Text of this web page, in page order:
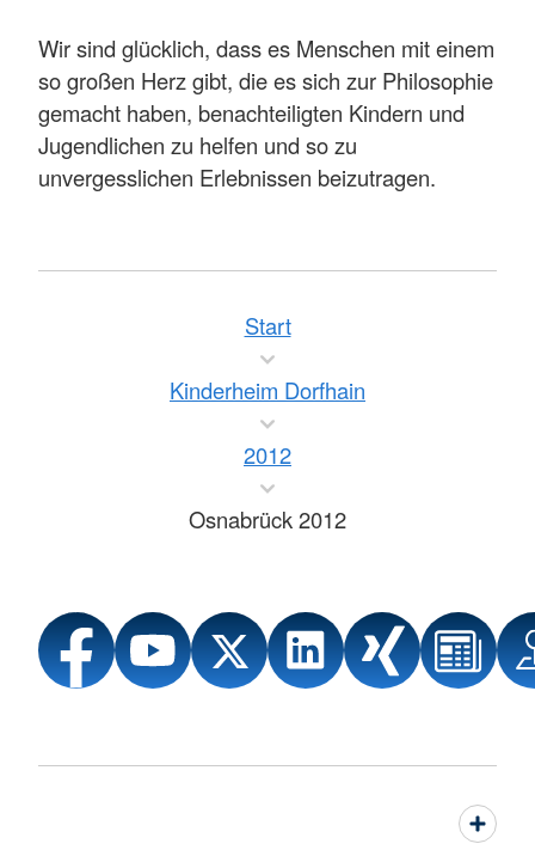
Wir sind glücklich, dass es Menschen mit einem
so großen Herz gibt, die es sich zur Philosophie
gemacht haben, benachteiligten Kindern und
Jugendlichen zu helfen und so zu
unvergesslichen Erlebnissen beizutragen.
Start
Kinderheim Dorfhain
2012
Osnabrück 2012